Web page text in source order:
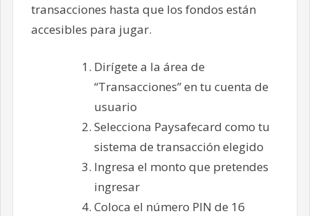
transacciones hasta que los fondos están
accesibles para jugar.
Dirígete a la área de
“Transacciones” en tu cuenta de
usuario
Selecciona Paysafecard como tu
sistema de transacción elegido
Ingresa el monto que pretendes
ingresar
Coloca el número PIN de 16